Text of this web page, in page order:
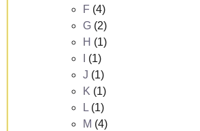
F (4)
G (2)
H (1)
(1)
J (1)
K (1)
L (1)
M (4)